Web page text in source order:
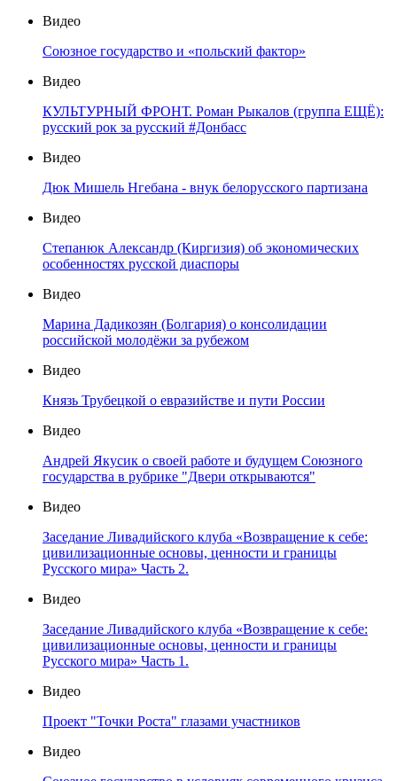
Видео
Союзное государство и «польский фактор»
Видео
КУЛЬТУРНЫЙ ФРОНТ. Роман Рыкалов (группа ЕЩЁ):
русский рок за русский #Донбасс
Видео
Дюк Мишель Нгебана - внук белорусского партизана
Видео
Степанюк Александр (Киргизия) об экономических
особенностях русской диаспоры
Видео
Марина Дадикозян (Болгария) о консолидации
российской молодёжи за рубежом
Видео
Князь Трубецкой о евразийстве и пути России
Видео
Андрей Якусик о своей работе и будущем Союзного
государства в рубрике "Двери открываются"
Видео
Заседание Ливадийского клуба «Возвращение к себе:
цивилизационные основы, ценности и границы
Русского мира» Часть 2.
Видео
Заседание Ливадийского клуба «Возвращение к себе:
цивилизационные основы, ценности и границы
Русского мира» Часть 1.
Видео
Проект "Точки Роста" глазами участников
Видео